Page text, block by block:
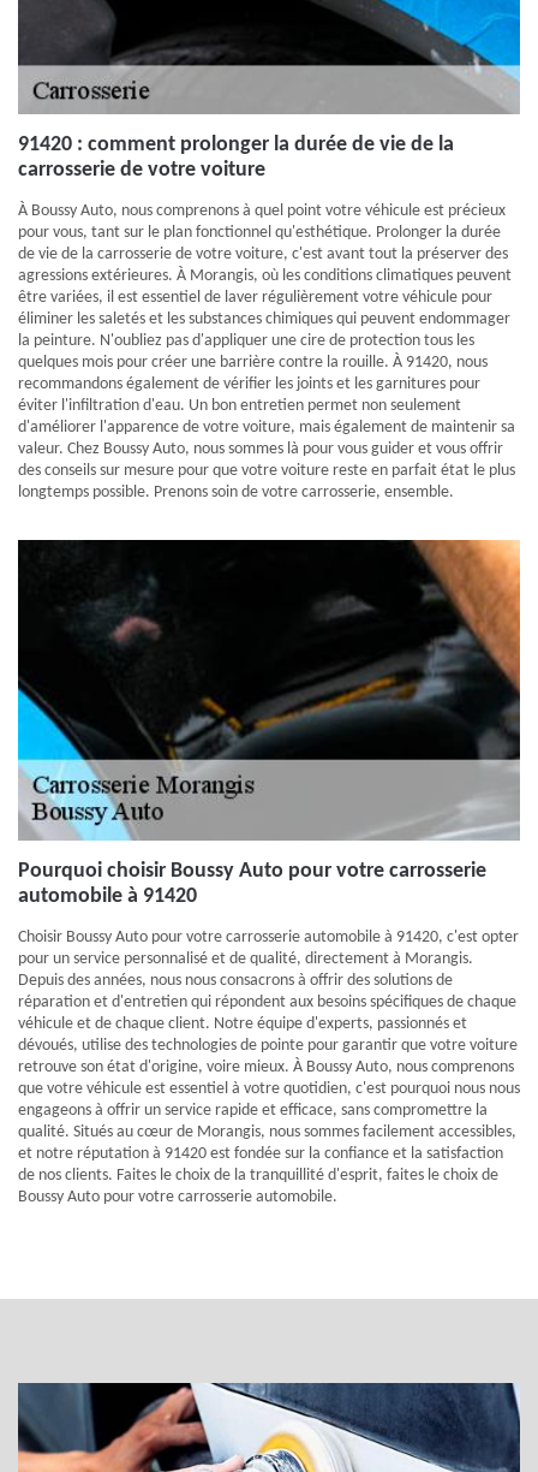
91420 : comment prolonger la durée de vie de la
carrosserie de votre voiture
À Boussy Auto, nous comprenons à quel point votre véhicule est précieux
pour vous, tant sur le plan fonctionnel qu'esthétique. Prolonger la durée
de vie de la carrosserie de votre voiture, c'est avant tout la préserver des
agressions extérieures. À Morangis, où les conditions climatiques peuvent
être variées, il est essentiel de laver régulièrement votre véhicule pour
éliminer les saletés et les substances chimiques qui peuvent endommager
la peinture. N'oubliez pas d'appliquer une cire de protection tous les
quelques mois pour créer une barrière contre la rouille. À 91420, nous
recommandons également de vérifier les joints et les garnitures pour
éviter l'infiltration d'eau. Un bon entretien permet non seulement
d'améliorer l'apparence de votre voiture, mais également de maintenir sa
valeur. Chez Boussy Auto, nous sommes là pour vous guider et vous offrir
des conseils sur mesure pour que votre voiture reste en parfait état le plus
longtemps possible. Prenons soin de votre carrosserie, ensemble.
Pourquoi choisir Boussy Auto pour votre carrosserie
automobile à 91420
Choisir Boussy Auto pour votre carrosserie automobile à 91420, c'est opter
pour un service personnalisé et de qualité, directement à Morangis.
Depuis des années, nous nous consacrons à offrir des solutions de
réparation et d'entretien qui répondent aux besoins spécifiques de chaque
véhicule et de chaque client. Notre équipe d'experts, passionnés et
dévoués, utilise des technologies de pointe pour garantir que votre voiture
retrouve son état d'origine, voire mieux. À Boussy Auto, nous comprenons
que votre véhicule est essentiel à votre quotidien, c'est pourquoi nous nous
engageons à offrir un service rapide et efficace, sans compromettre la
qualité. Situés au cœur de Morangis, nous sommes facilement accessibles,
et notre réputation à 91420 est fondée sur la confiance et la satisfaction
de nos clients. Faites le choix de la tranquillité d'esprit, faites le choix de
Boussy Auto pour votre carrosserie automobile.